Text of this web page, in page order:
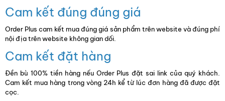
Cam kết đúng đúng giá
Order Plus cam kết mua đúng giá sản phẩm trên website và đúng phí
nội địa trên website không gian dối.
Cam kết đặt hàng
Đền bù 100% tiền hàng nếu Order Plus đặt sai link của quý khách.
Cam kết mua hàng trong vòng 24h kể từ lúc đơn hàng đã được đặt
cọc.